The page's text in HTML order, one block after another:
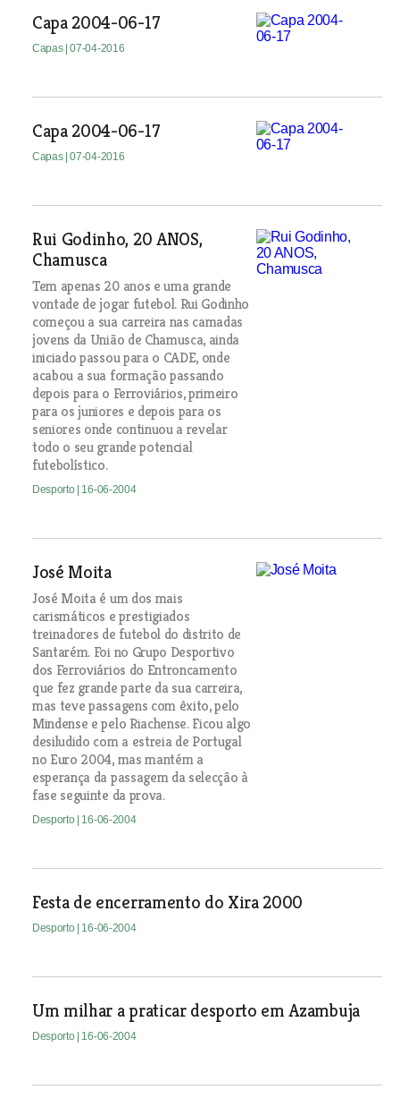
Capa 2004-06-17
Capas | 07-04-2016
Capa 2004-06-17
Capas | 07-04-2016
Rui Godinho, 20 ANOS,
Chamusca
Tem apenas 20 anos e uma grande
vontade de jogar futebol. Rui Godinho
começou a sua carreira nas camadas
jovens da União de Chamusca, ainda
iniciado passou para o CADE, onde
acabou a sua formação passando
depois para o Ferroviários, primeiro
para os juniores e depois para os
seniores onde continuou a revelar
todo o seu grande potencial
futebolístico.
Desporto | 16-06-2004
José Moita
José Moita é um dos mais
carismáticos e prestigiados
treinadores de futebol do distrito de
Santarém. Foi no Grupo Desportivo
dos Ferroviários do Entroncamento
que fez grande parte da sua carreira,
mas teve passagens com êxito, pelo
Mindense e pelo Riachense. Ficou algo
desiludido com a estreia de Portugal
no Euro 2004, mas mantém a
esperança da passagem da selecção à
fase seguinte da prova.
Desporto | 16-06-2004
Festa de encerramento do Xira 2000
Desporto | 16-06-2004
Um milhar a praticar desporto em Azambuja
Desporto | 16-06-2004